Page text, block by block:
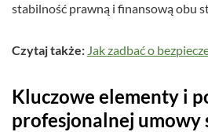
stabilność prawną i finansową obu
Czytaj także: Jak zadbać o
Kluczowe elementy i
profesjonalnej umowy